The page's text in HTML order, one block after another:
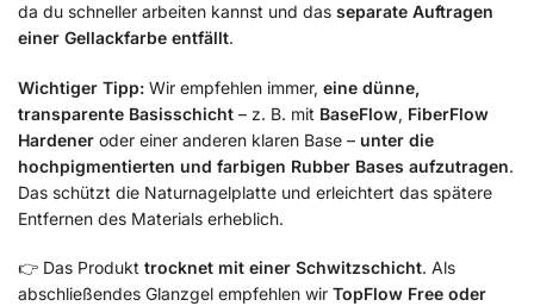
da du schneller arbeiten kannst und das separate Auftragen
einer Gellackfarbe entfällt.
Wichtiger Tipp: Wir empfehlen immer, eine dünne,
transparente Basisschicht – z. B. mit BaseFlow, FiberFlow
Hardener oder einer anderen klaren Base – unter die
hochpigmentierten und farbigen Rubber Bases aufzutragen.
Das schützt die Naturnagelplatte und erleichtert das spätere
Entfernen des Materials erheblich.
👉 Das Produkt trocknet mit einer Schwitzschicht. Als
abschließendes Glanzgel empfehlen wir TopFlow Free oder